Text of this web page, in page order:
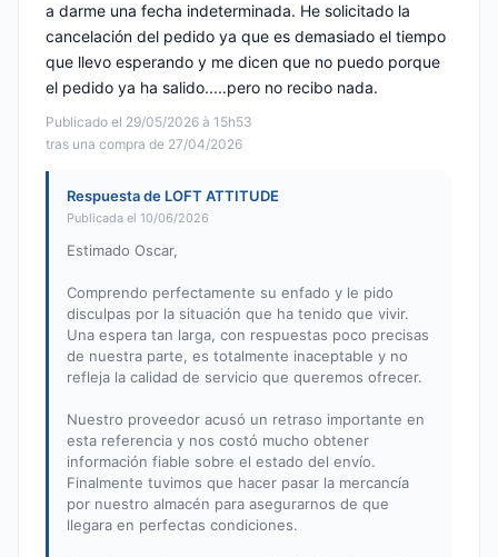
Publicado el 29/05/2026 à 15h53
tras una compra de 27/04/2026
a darme una fecha indeterminada. He solicitado la
cancelación del pedido ya que es demasiado el tiempo
que llevo esperando y me dicen que no puedo porque
el pedido ya ha salido.....pero no recibo nada.
Respuesta de LOFT ATTITUDE
Publicada el 10/06/2026
Estimado Oscar,
Comprendo perfectamente su enfado y le pido
disculpas por la situación que ha tenido que vivir.
Una espera tan larga, con respuestas poco precisas
de nuestra parte, es totalmente inaceptable y no
refleja la calidad de servicio que queremos ofrecer.
Nuestro proveedor acusó un retraso importante en
esta referencia y nos costó mucho obtener
información fiable sobre el estado del envío.
Finalmente tuvimos que hacer pasar la mercancía
por nuestro almacén para asegurarnos de que
llegara en perfectas condiciones.